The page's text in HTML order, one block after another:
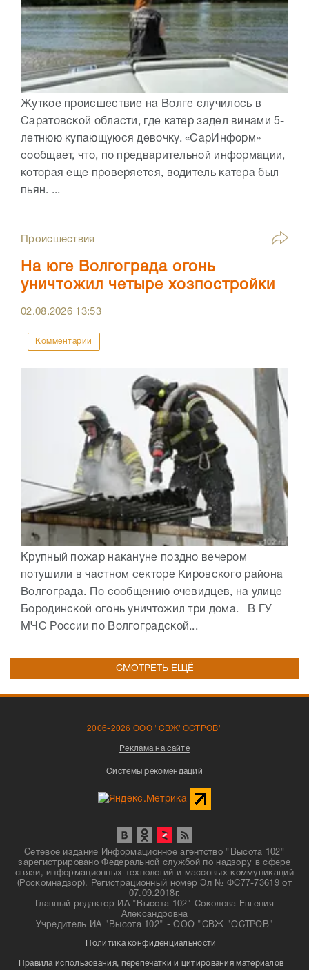
Жуткое происшествие на Волге случилось в
Саратовской области, где катер задел винами 5-
летнюю купающуюся девочку. «СарИнформ»
сообщает, что, по предварительной информации,
которая еще проверяется, водитель катера был
пьян. ...
Происшествия
На юге Волгограда огонь
уничтожил четыре хозпостройки
02.08.2026 13:53
Комментарии
Крупный пожар накануне поздно вечером
потушили в частном секторе Кировского района
Волгограда. По сообщению очевидцев, на улице
Бородинской огонь уничтожил три дома. В ГУ
МЧС России по Волгоградской...
СМОТРЕТЬ ЕЩЁ
2006-2026 ООО "СВЖ"ОСТРОВ"
Реклама на сайте
Системы рекомендаций
Сетевое издание Информационное агентство "Высота 102"
зарегистрировано Федеральной службой по надзору в сфере
связи, информационных технологий и массовых коммуникаций
(Роскомнадзор). Регистрационный номер Эл № ФС77-73619 от
07.09.2018г.
Главный редактор ИА "Высота 102" Соколова Евгения
Александровна
Учредитель ИА "Высота 102" - ООО "СВЖ "ОСТРОВ"
Политика конфиденциальности
Правила использования, перепечатки и цитирования материалов